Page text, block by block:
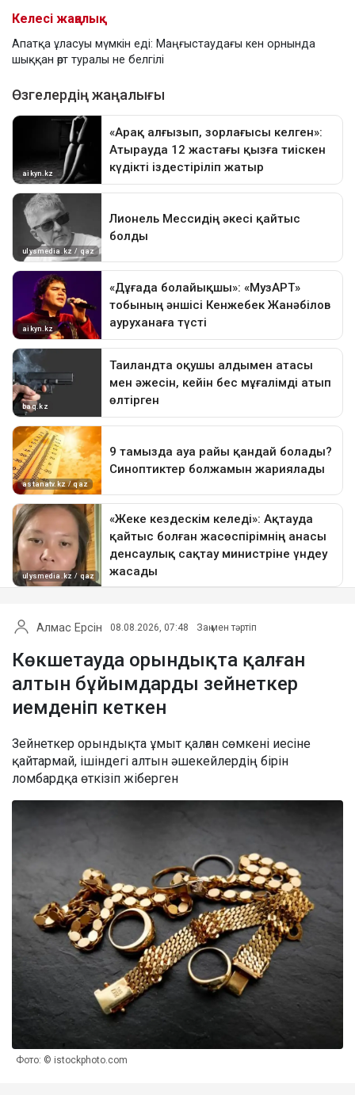
Келесі жаңалық
Апатқа ұласуы мүмкін еді: Маңғыстаудағы кен орнында
шыққан өрт туралы не белгілі
Алмас Ерсін 08.08.2026, 07:48 Заң мен тәртіп
Көкшетауда орындықта қалған
алтын бұйымдарды зейнеткер
иемденіп кеткен
Зейнеткер орындықта ұмыт қалған сөмкені иесіне
қайтармай, ішіндегі алтын әшекейлердің бірін
ломбардқа өткізіп жіберген
Фото: © istockphoto.com